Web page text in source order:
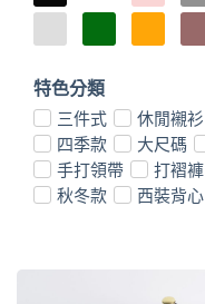
特色分類
三件式
休閒襯衫
四季款
大尺碼
手打領帶
打褶褲
秋冬款
西裝背心